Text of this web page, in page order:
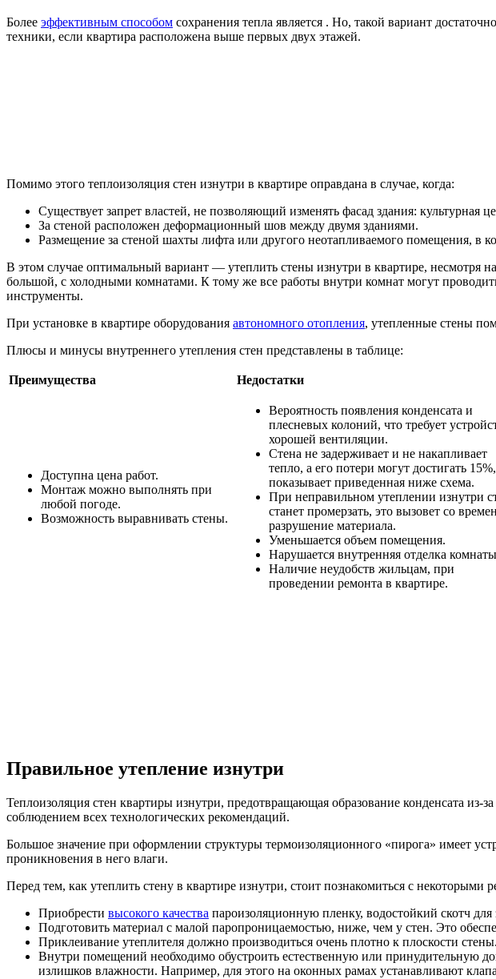
Более эффективным способом сохранения тепла является . Но, такой вариант
техники, если квартира расположена выше первых двух этажей.
Помимо этого теплоизоляция стен изнутри в квартире оправдана в случае, когда:
Существует запрет властей, не позволяющий изменять фасад здания: культурная
За стеной расположен деформационный шов между двумя зданиями.
Размещение за стеной шахты лифта или другого неотапливаемого помещения, в
В этом случае оптимальный вариант — утеплить стены изнутри в квартире,
большой, с холодными комнатами. К тому же все работы внутри комнат могут
инструменты.
При установке в квартире оборудования автономного отопления, утепленные стены
Плюсы и минусы внутреннего утепления стен представлены в таблице:
Преимущества Недостатки
Доступна цена работ.
Монтаж можно выполнять при
любой погоде.
Возможность выравнивать стены.
Вероятность появления конденсата и
плесневых колоний, что требует
хорошей вентиляции.
Стена не задерживает и не накапливает
тепло, а его потери могут достигать
показывает приведенная ниже схема.
При неправильном утеплении изнутри
станет промерзать, это вызовет со
разрушение материала.
Уменьшается объем помещения.
Нарушается внутренняя отделка
Наличие неудобств жильцам, при
проведении ремонта в квартире.
Правильное утепление изнутри
Теплоизоляция стен квартиры изнутри, предотвращающая образование конденсата
соблюдением всех технологических рекомендаций.
Большое значение при оформлении структуры термоизоляционного «пирога» имеет
проникновения в него влаги.
Перед тем, как утеплить стену в квартире изнутри, стоит познакомиться с некоторыми
Приобрести высокого качества пароизоляционную пленку, водостойкий скотч
Подготовить материал с малой паропроницаемостью, ниже, чем у стен. Это
Приклеивание утеплителя должно производиться очень плотно к плоскости стены.
Внутри помещений необходимо обустроить естественную или принудительную
излишков влажности. Например, для этого на оконных рамах устанавливают